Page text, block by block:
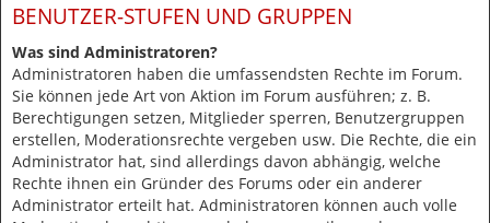
BENUTZER-STUFEN UND GRUPPEN
Was sind Administratoren?
Administratoren haben die umfassendsten Rechte im Forum.
Sie können jede Art von Aktion im Forum ausführen; z. B.
Berechtigungen setzen, Mitglieder sperren, Benutzergruppen
erstellen, Moderationsrechte vergeben usw. Die Rechte, die ein
Administrator hat, sind allerdings davon abhängig, welche
Rechte ihnen ein Gründer des Forums oder ein anderer
Administrator erteilt hat. Administratoren können auch volle